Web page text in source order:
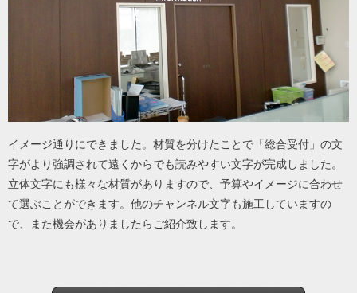
イメージ通りにできました。材質を分けたことで「総合受付」の文
字がより強調されて遠くからでも読みやすい文字が完成しました。
立体文字にも様々な材質がありますので、予算やイメージに合わせ
て選ぶことができます。他のチャンネル文字も施工していますの
で、また機会がありましたらご紹介致します。